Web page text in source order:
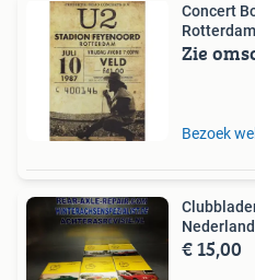
Concert
Zie
Bezoek
€ 15,00